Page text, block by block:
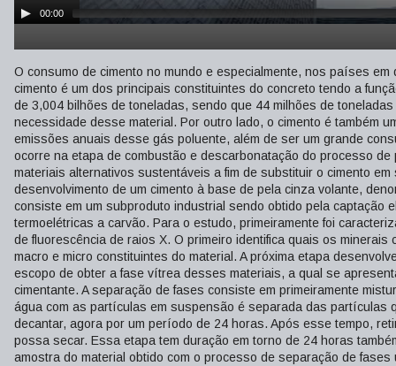
00:00
O consumo de cimento no mundo e especialmente, nos países
cimento é um dos principais constituintes do concreto tendo a
de 3,004 bilhões de toneladas, sendo que 44 milhões de
necessidade desse material. Por outro lado, o cimento é também
emissões anuais desse gás poluente, além de ser um grande
ocorre na etapa de combustão e descarbonatação do processo
materiais alternativos sustentáveis a fim de substituir o cimento
desenvolvimento de um cimento à base de pela cinza volante,
consiste em um subproduto industrial sendo obtido pela
termoelétricas a carvão. Para o estudo, primeiramente foi
de fluorescência de raios X. O primeiro identifica quais os
macro e micro constituintes do material. A próxima etapa
escopo de obter a fase vítrea desses materiais, a qual se
cimentante. A separação de fases consiste em primeiramente
água com as partículas em suspensão é separada das partículas
decantar, agora por um período de 24 horas. Após esse tempo,
possa secar. Essa etapa tem duração em torno de 24 horas
amostra do material obtido com o processo de separação de